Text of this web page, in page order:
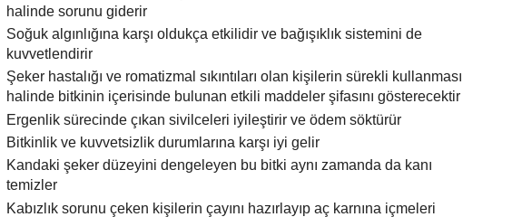
halinde sorunu giderir
Soğuk algınlığına karşı oldukça etkilidir ve bağışıklık sistemini de
kuvvetlendirir
Şeker hastalığı ve romatizmal sıkıntıları olan kişilerin sürekli kullanması
halinde bitkinin içerisinde bulunan etkili maddeler şifasını gösterecektir
Ergenlik sürecinde çıkan sivilceleri iyileştirir ve ödem söktürür
Bitkinlik ve kuvvetsizlik durumlarına karşı iyi gelir
Kandaki şeker düzeyini dengeleyen bu bitki aynı zamanda da kanı
temizler
Kabızlık sorunu çeken kişilerin çayını hazırlayıp aç karnına içmeleri